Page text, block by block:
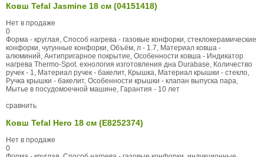
Ковш Tefal Jasmine 18 см (04151418)
Нет в продаже
0
Форма - круглая, Способ нагрева - газовые конфорки, стеклокерамические
конфорки, чугунные конфорки, Объём, л - 1.7, Материал ковша -
алюминий, Антипригарное покрытие, Особенности ковша - Индикатор
нагрева Thermo-Spot. ехнология изготовления дна Durabase, Количество
ручек - 1, Материал ручек - бакелит, Крышка, Материал крышки - стекло,
Ручка крышки - бакелит, Особенности крышки - клапан выпуска пара,
Мытье в посудомоечной машине, Гарантия - 10 лет
сравнить
Ковш Tefal Hero 18 см (E8252374)
Нет в продаже
0